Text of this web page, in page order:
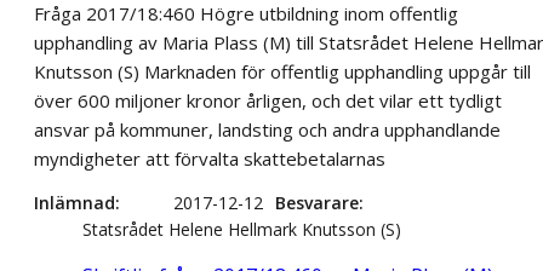
Fråga 2017/18:460 Högre utbildning inom offentlig
upphandling av Maria Plass (M) till Statsrådet Helene
Knutsson (S) Marknaden för offentlig upphandling uppgår till
över 600 miljoner kronor årligen, och det vilar ett tydligt
ansvar på kommuner, landsting och andra upphandlande
myndigheter att förvalta skattebetalarnas
Inlämnad 2017-12-12 Besvarare
Statsrådet Helene Hellmark Knutsson (S)